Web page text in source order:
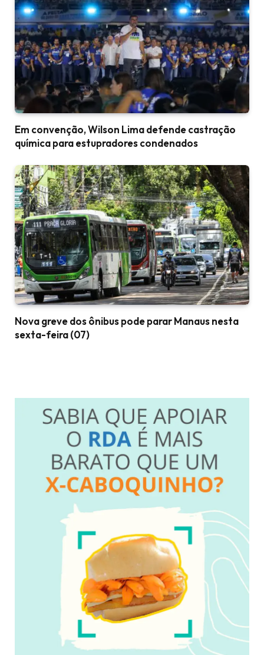
Em convenção, Wilson Lima defende castração
química para estupradores condenados
Nova greve dos ônibus pode parar Manaus nesta
sexta-feira (07)